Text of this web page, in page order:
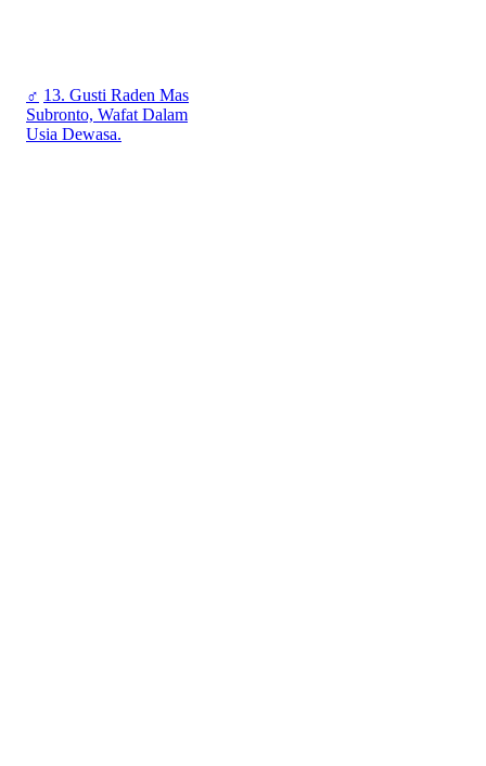
♂ 13. Gusti Raden Mas
Subronto, Wafat Dalam
Usia Dewasa.